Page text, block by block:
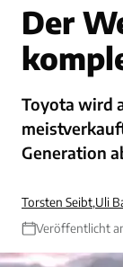
Der
Toyota wird
Generation
Torsten Seibt,Uli
Veröffentlicht